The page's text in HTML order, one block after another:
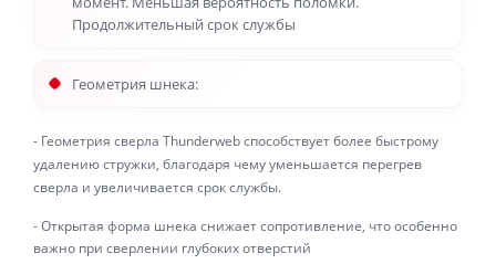
Продолжительный срок службы
Геометрия шнека:
- Геометрия сверла Thunderweb способствует более быстрому
удалению стружки, благодаря чему уменьшается перегрев
сверла и увеличивается срок службы.
- Открытая форма шнека снижает сопротивление, что особенно
важно при сверлении глубоких отверстий